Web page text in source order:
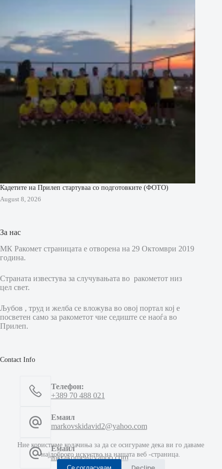
Ние користиме колачиња за да се осигураме дека ви го даваме
најдоброто искуство на нашата веб -страница.
Кадетите на Прилеп стартуваа со подготовките (ФОТО)
August 8, 2026
За нас
МК Ракомет страницата е отворена на 29 Октомври 2019
година.
Страната известува за случувањата во ракометот низ
цел свет.
Љубов , труд и желба се вложува во овој портал кој е
посветен само за ракометот чие седиште се наоѓа во
Прилеп.
Contact Info
Телефон:
+389 70 488 021
Емаил
markovskidavid2@yahoo.com
Емаил
mkrakomet@yahoo.com